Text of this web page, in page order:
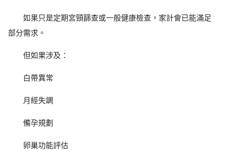
如果只是定期宮頸篩查或一般健康檢查，家計會已能滿足
部分需求。
但如果涉及：
白帶異常
月經失調
備孕規劃
卵巢功能評估